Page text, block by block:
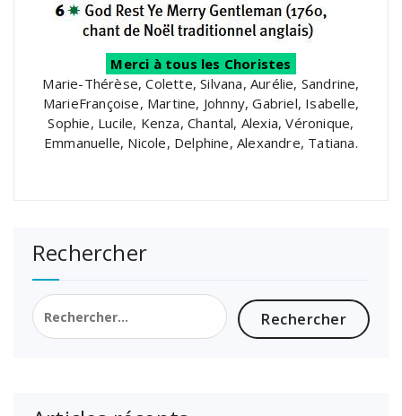
Merci à tous les Choristes
Marie-Thérèse, Colette, Silvana, Aurélie, Sandrine,
MarieFrançoise, Martine, Johnny, Gabriel, Isabelle,
Sophie, Lucile, Kenza, Chantal, Alexia, Véronique,
Emmanuelle, Nicole, Delphine, Alexandre, Tatiana.
Rechercher
Rechercher :